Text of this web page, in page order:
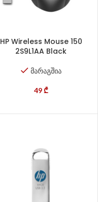
HP Wireless Mouse 150
2S9L1AA Black
მარაგშია
49₾